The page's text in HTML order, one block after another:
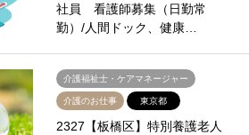
社員 看護師募集（日勤常
勤）/人間ドック、健康…
介護福祉士・ケアマネージャー
介護のお仕事 東京都
2327【板橋区】特別養護老人